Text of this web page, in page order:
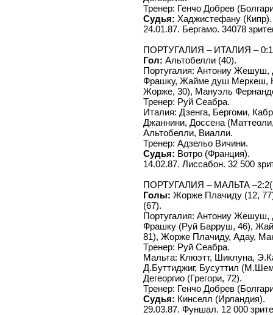
Тренер: Генчо Добрев
Судья: Хаджистефану (Кипр).
24.01.87. Бергамо. 34078
ПОРТУГАЛИЯ – ИТАЛИЯ – 0:1
Гол: Альтобелли (40).
Португалия: Антониу Жешуш,
Фрашку, Жайме душ Меркеш,
Жорже, 30), Мануэль
Тренер: Руй Сеабра.
Италия: Дзенга, Бергоми,
Джаннини, Доссена
Альтобелли, Виалли.
Тренер: Адзельо Вичини.
Судья: Вотро (Франция).
14.02.87. Лиссабон. 32 500
ПОРТУГАЛИЯ – МАЛЬТА
Голы: Жорже Плачиду (12,
(67).
Португалия: Антониу Жешуш,
Фрашку (Руй Барруш, 46),
81), Жорже Плачиду, Адау,
Тренер: Руй Сеабра.
Мальта: Клюэтт, Шиклуна,
Д.Буттиджиг, Бусуттил
Дегеоргио (Грегори, 72).
Тренер: Генчо Добрев
Судья: Кинселл (Ирландия).
29.03.87. Фуншал. 12 000